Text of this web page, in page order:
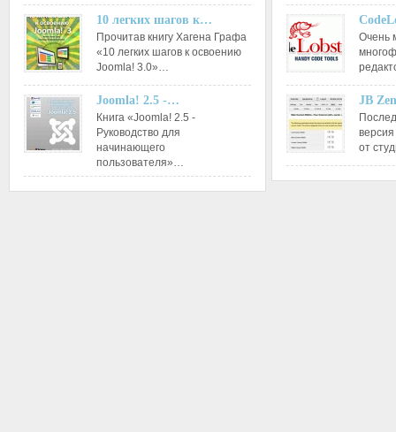
10 легких шагов к…
Прочитав книгу Хагена Графа
«10 легких шагов к освоению
Joomla! 3.0»…
Joomla! 2.5 -…
Книга «Joomla! 2.5 -
Руководство для
начинающего
пользователя»…
Очень
JB
от